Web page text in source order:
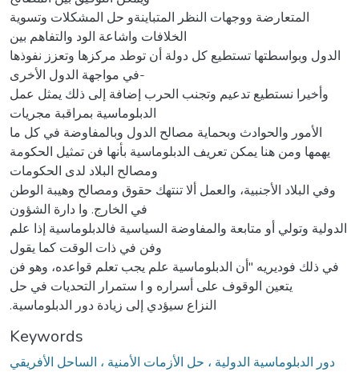
المتعارضة ووجهات النظر المتباینةو حل المشكلات وتسویة
الخلافات واشاعة الود والتفاهم بین
الدول وبواسطتها تستطیع كل دولة أن توطد مركزها وتعزز نفوذها
في مواجهة الدول الأخرى-
وأخیرا نستطیع تدعیم وتجنب الحرب إضافة إلى ذلك یمثل عمل
الدبلوماسیة بمراقبة مجریات
الأمور والحوادث وبحمایة مصالح الدول وبالمفاوضة في كل ما
یهمها ومن هنا یمكن تعریف الدبلوماسیة بأنها فن تمثیل الحكومة
ومصالح البلاد لدى الحكومات
وفي البلاد الأجنبیة، والعمل ألا تنتهك حقوق ومصالح وهیبة الوطن
في الخارج. وا دارة الشؤون
الدولیة وتولي أو متابعة والمفاوضة السیاسیة فالدبلوماسیة إذا علم
وفن في ذات الوقت كما یقول
في ذلك فودیریه "أن الدبلوماسیة علم یجب تعلم قواعده، وهو فن
یتعین الوقوف على أسراره و ا ستمرار التحدیات في حل
.النزاع سیؤدي إلى زیادة دور الدبلوماسیة
Keywords
دور الدبلوماسية الدولية ، حل الأزمات الأمنية ، الساحل الأفريقي